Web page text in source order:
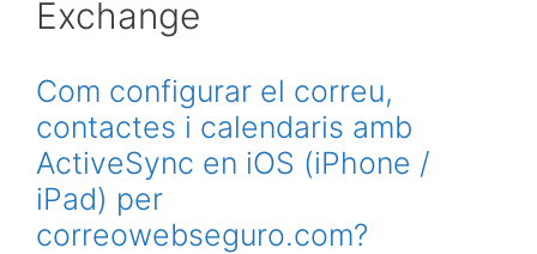
Exchange
Com configurar el correu,
contactes i calendaris amb
ActiveSync en iOS (iPhone /
iPad) per
correowebseguro.com?